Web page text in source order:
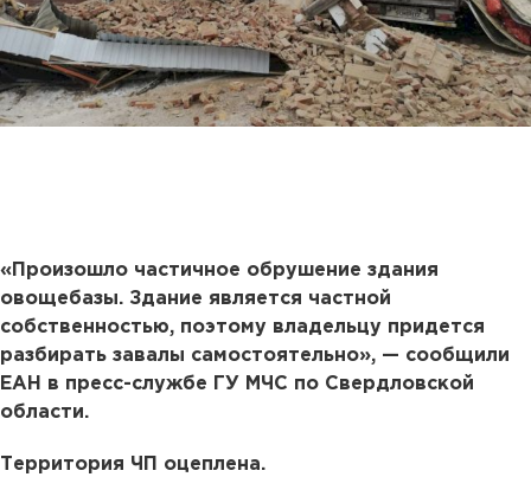
«Произошло частичное обрушение здания
овощебазы. Здание является частной
собственностью, поэтому владельцу придется
разбирать завалы самостоятельно», — сообщили
ЕАН в пресс-службе ГУ МЧС по Свердловской
области.
Территория ЧП оцеплена.